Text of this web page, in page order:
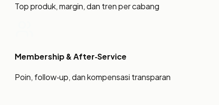
Top produk, margin, dan tren per cabang
Membership & After‑Service
Poin, follow‑up, dan kompensasi transparan